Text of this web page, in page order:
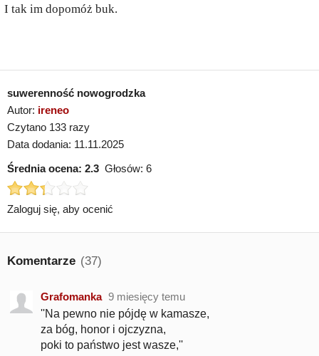
I tak im dopomóż buk.
suwerenność nowogrodzka
Autor: ireneo
Czytano 133 razy
Data dodania: 11.11.2025
Średnia ocena: 2.3 Głosów: 6
Zaloguj się, aby ocenić
Komentarze (37)
Grafomanka 9 miesięcy temu
''Na pewno nie pójdę w kamasze,
za bóg, honor i ojczyzna,
poki to państwo jest wasze,''